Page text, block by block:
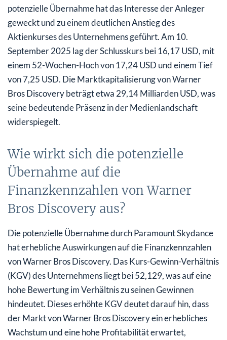
potenzielle Übernahme hat das Interesse der Anleger
geweckt und zu einem deutlichen Anstieg des
Aktienkurses des Unternehmens geführt. Am 10.
September 2025 lag der Schlusskurs bei 16,17 USD, mit
einem 52-Wochen-Hoch von 17,24 USD und einem Tief
von 7,25 USD. Die Marktkapitalisierung von Warner
Bros Discovery beträgt etwa 29,14 Milliarden USD, was
seine bedeutende Präsenz in der Medienlandschaft
widerspiegelt.
Wie wirkt sich die potenzielle
Übernahme auf die
Finanzkennzahlen von Warner
Bros Discovery aus?
Die potenzielle Übernahme durch Paramount Skydance
hat erhebliche Auswirkungen auf die Finanzkennzahlen
von Warner Bros Discovery. Das Kurs-Gewinn-Verhältnis
(KGV) des Unternehmens liegt bei 52,129, was auf eine
hohe Bewertung im Verhältnis zu seinen Gewinnen
hindeutet. Dieses erhöhte KGV deutet darauf hin, dass
der Markt von Warner Bros Discovery ein erhebliches
Wachstum und eine hohe Profitabilität erwartet,